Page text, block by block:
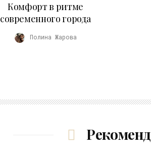
Комфорт в ритме
современного города
Полина Жарова